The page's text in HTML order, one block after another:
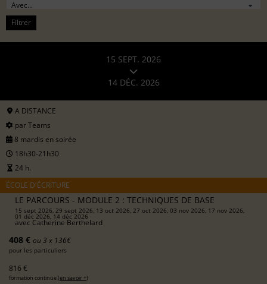
Filtrer
15 SEPT. 2026
14 DÉC. 2026
A DISTANCE
par Teams
8 mardis en soirée
18h30-21h30
24 h.
ÉCOLE D'ÉCRITURE
LE PARCOURS - MODULE 2 : TECHNIQUES DE BASE
15 sept 2026, 29 sept 2026, 13 oct 2026, 27 oct 2026, 03 nov 2026, 17 nov 2026,
01 déc 2026, 14 déc 2026
avec Catherine Berthelard
408 € ou 3 x 136€
pour les particuliers
816 €
formation continue (en savoir +)